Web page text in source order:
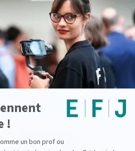
avec
: les étudiants de l’EFJ